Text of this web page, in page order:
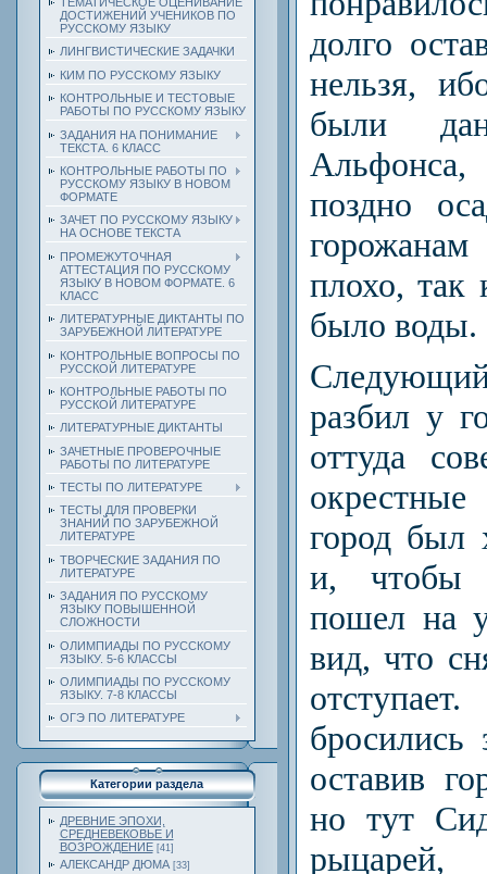
ДОСТИЖЕНИЙ УЧЕНИКОВ ПО
РУССКОМУ ЯЗЫКУ
ЛИНГВИСТИЧЕСКИЕ ЗАДАЧКИ
КИМ ПО РУССКОМУ ЯЗЫКУ
КОНТРОЛЬНЫЕ И ТЕСТОВЫЕ
РАБОТЫ ПО РУССКОМУ ЯЗЫКУ
ЗАДАНИЯ НА ПОНИМАНИЕ
ТЕКСТА. 6 КЛАСС
КОНТРОЛЬНЫЕ РАБОТЫ ПО
РУССКОМУ ЯЗЫКУ В НОВОМ
ФОРМАТЕ
ЗАЧЕТ ПО РУССКОМУ ЯЗЫКУ
НА ОСНОВЕ ТЕКСТА
ПРОМЕЖУТОЧНАЯ
АТТЕСТАЦИЯ ПО РУССКОМУ
ЯЗЫКУ В НОВОМ ФОРМАТЕ. 6
КЛАСС
ЛИТЕРАТУРНЫЕ ДИКТАНТЫ ПО
ЗАРУБЕЖНОЙ ЛИТЕРАТУРЕ
КОНТРОЛЬНЫЕ ВОПРОСЫ ПО
РУССКОЙ ЛИТЕРАТУРЕ
КОНТРОЛЬНЫЕ РАБОТЫ ПО
РУССКОЙ ЛИТЕРАТУРЕ
ЛИТЕРАТУРНЫЕ ДИКТАНТЫ
ЗАЧЕТНЫЕ ПРОВЕРОЧНЫЕ
РАБОТЫ ПО ЛИТЕРАТУРЕ
ТЕСТЫ ПО ЛИТЕРАТУРЕ
ТЕСТЫ ДЛЯ ПРОВЕРКИ
ЗНАНИЙ ПО ЗАРУБЕЖНОЙ
ЛИТЕРАТУРЕ
ТВОРЧЕСКИЕ ЗАДАНИЯ ПО
ЛИТЕРАТУРЕ
ЗАДАНИЯ ПО РУССКОМУ
ЯЗЫКУ ПОВЫШЕННОЙ
СЛОЖНОСТИ
ОЛИМПИАДЫ ПО РУССКОМУ
ЯЗЫКУ. 5-6 КЛАССЫ
ОЛИМПИАДЫ ПО РУССКОМУ
ЯЗЫКУ. 7-8 КЛАССЫ
ОГЭ ПО ЛИТЕРАТУРЕ
Категории раздела
ДРЕВНИЕ ЭПОХИ,
СРЕДНЕВЕКОВЬЕ И
ВОЗРОЖДЕНИЕ [41]
АЛЕКСАНДР ДЮМА [33]
долго
нельзя,
были
поздно
плохо, так
было воды.
разбил у
оттуда
город был
и, чтобы
пошел на
вид, что
оставив
но тут